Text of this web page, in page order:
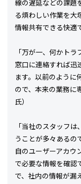
線の遅延などの課題
る煩わしい作業を大
情報共有できる快適
「万が一、何かト
窓口に連絡すれば迅
ます。以前のように
ので、本来の業務に
氏）
「当社のスタッフ
うことが多々あるの
自のユーザーアカウ
で必要な情報を確認
で、社内の情報が漏